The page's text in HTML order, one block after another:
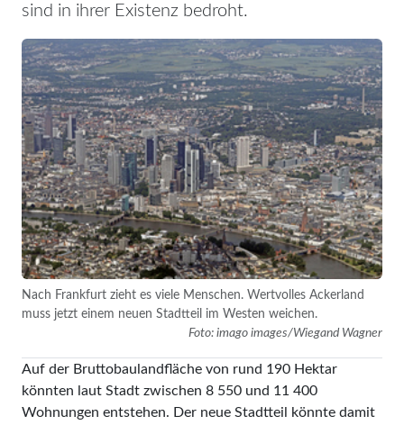
sind in ihrer Existenz bedroht.
Nach Frankfurt zieht es viele Menschen. Wertvolles Ackerland
muss jetzt einem neuen Stadtteil im Westen weichen.
Foto: imago images/Wiegand Wagner
Auf der Bruttobaulandfläche von rund 190 Hektar
könnten laut Stadt zwischen 8 550 und 11 400
Wohnungen entstehen. Der neue Stadtteil könnte damit